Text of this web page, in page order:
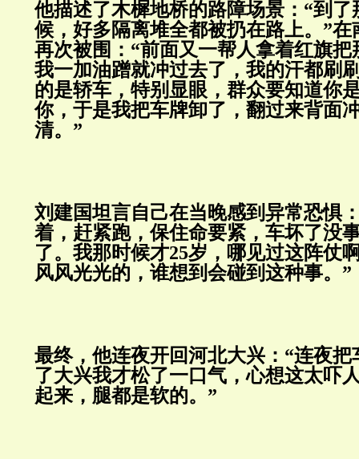
他描述了木樨地桥的路障场景：“到
候，好多隔离堆全都被扔在路上。”
再次被围：“前面又一帮人拿着红旗
我一加油蹭就冲过去了，我的汗都刷
的是轿车，特别显眼，群众要知道你
你，于是我把车牌卸了，翻过来背面
清。”
刘建国坦言自己在当晚感到异常恐惧
着，赶紧跑，保住命要紧，车坏了没
了。我那时候才25岁，哪见过这阵仗
风风光光的，谁想到会碰到
最终，他连夜开回河北大兴：“连夜
了大兴我才松了一口气，心想这太吓
起来，腿都是软的。”